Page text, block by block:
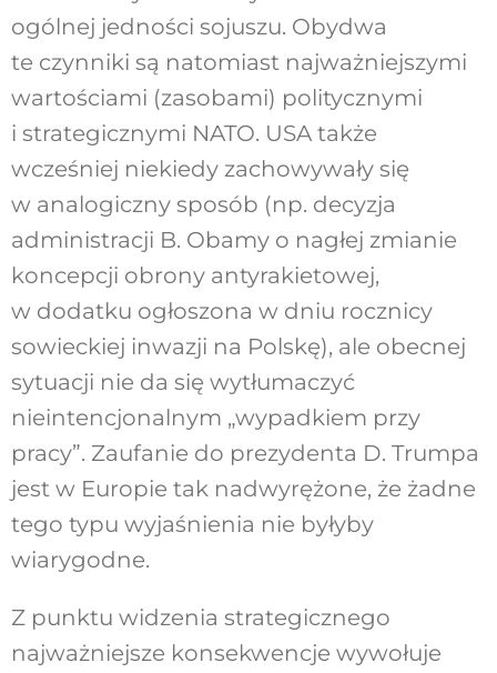
ogólnej jedności sojuszu. Obydwa
te czynniki są natomiast najważniejszymi
wartościami (zasobami) politycznymi
i strategicznymi NATO. USA także
wcześniej niekiedy zachowywały się
w analogiczny sposób (np. decyzja
administracji B. Obamy o nagłej zmianie
koncepcji obrony antyrakietowej,
w dodatku ogłoszona w dniu rocznicy
sowieckiej inwazji na Polskę), ale obecnej
sytuacji nie da się wytłumaczyć
nieintencjonalnym „wypadkiem przy
pracy”. Zaufanie do prezydenta D. Trumpa
jest w Europie tak nadwyrężone, że żadne
tego typu wyjaśnienia nie byłyby
wiarygodne.
Z punktu widzenia strategicznego
najważniejsze konsekwencje wywołuje